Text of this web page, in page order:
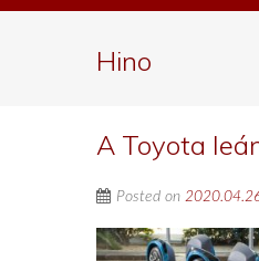
Hino
A Toyota
Posted on